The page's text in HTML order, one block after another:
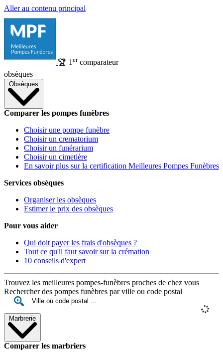
Aller au contenu principal
🏆 1 ercomparateur
obsèques
Obsèques
Comparer les pompes funèbres
Choisir une pompe funèbre
Choisir un crematorium
Choisir un funérarium
Choisir un cimetière
En savoir plus sur la certification Meilleures Pompes Funèbres
Services obsèques
Organiser les obsèques
Estimer le prix des obsèques
Pour vous aider
Qui doit payer les frais d'obsèques ?
Tout ce qu'il faut savoir sur la crémation
10 conseils d'expert
Trouvez les meilleures pompes-funèbres proches de chez vous
Rechercher des pompes funèbres par ville ou code postal
Marbrerie
Comparer les marbriers